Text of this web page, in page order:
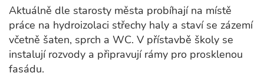
Aktuálně dle starosty města probíhají na místě
práce na hydroizolaci střechy haly a staví se zázemí
včetně šaten, sprch a WC. V přístavbě školy se
instalují rozvody a připravují rámy pro prosklenou
fasádu.